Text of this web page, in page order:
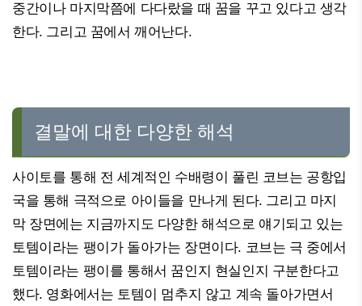
중간이나 마지막쯤에 다다랐을 때 꿈을 꾸고 있다고 생각
한다. 그리고 꿈에서 깨어난다.
결말에 대한 다양한 해석
사이토를 통해 전 세계적인 수배령이 풀린 코브는 공항입
국을 통해 극적으로 아이들을 만나게 된다. 그리고 마지
막 장면에는 지금까지도 다양한 해석으로 얘기되고 있는
토템이라는 팽이가 돌아가는 장면이다. 코브는 극 중에서
토템이라는 팽이를 통해서 꿈인지 현실인지 구분한다고
했다. 영화에서는 토템이 멈추지 않고 계속 돌아가면서